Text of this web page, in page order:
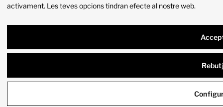
activament. Les teves opcions tindran efecte al nostre web.